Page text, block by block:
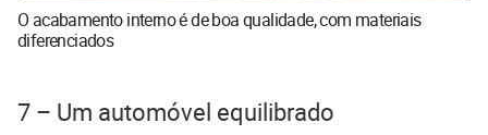
O acabamento interno é de boa qualidade, com materiais
diferenciados
7 – Um automóvel equilibrado